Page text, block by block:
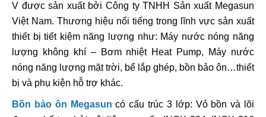
V được sản xuất bởi Công ty TNHH Sản xuất Megasun
Việt Nam. Thương hiệu nổi tiếng trong lĩnh vực sản xuất
thiết bị tiết kiệm năng lượng như: Máy nước nóng năng
lượng không khí – Bơm nhiệt Heat Pump, Máy nước
nóng năng lượng mặt trời, bể lắp ghép, bồn bảo ôn…thiết
bị và phụ kiện hỗ trợ khác.
Bồn bảo ôn Megasun có cấu trúc 3 lớp: Vỏ bồn và lõi